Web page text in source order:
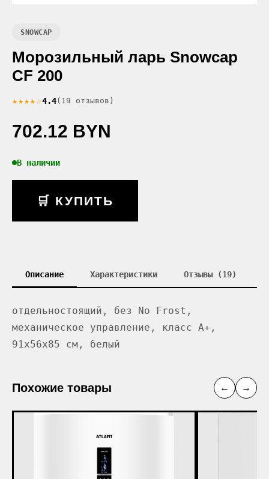
SNOWCAP
Морозильный ларь Snowcap
CF 200
★★★★☆4.4(19 отзывов)
702.12 BYN
В наличии
🛒 КУПИТЬ
Описание Характеристики Отзывы (19)
отдельностоящий, без No Frost,
механическое управление, класс A+,
91x56x85 см, белый
Похожие товары ← →